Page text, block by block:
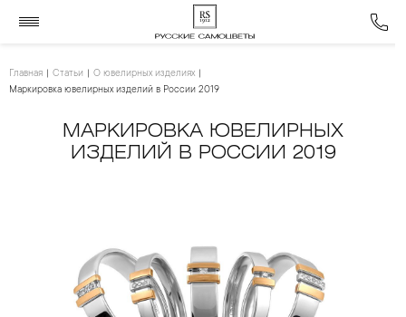
Главная Статьи
О ювелирных изделиях
Маркировка ювелирных изделий в России 2019
МАРКИРОВКА ЮВЕЛИРНЫХ
ИЗДЕЛИЙ В РОССИИ 2019